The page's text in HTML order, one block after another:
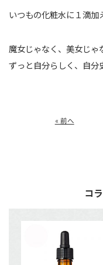
いつもの化粧水に１滴加
魔女じゃなく、美女じゃ
ずっと自分らしく、自分
« 前へ
コ